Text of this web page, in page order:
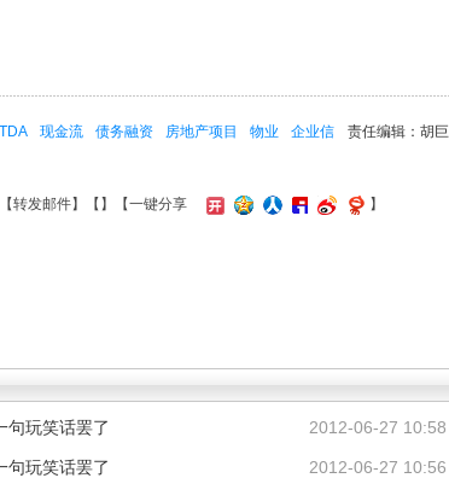
责任编辑：胡巨
现金流 债务融资 房地产项目 物业
企业信
转发邮件】【 】 【一键分享 】
2012-06-27 10:58
句玩笑话罢了
2012-06-27 10:56
句玩笑话罢了